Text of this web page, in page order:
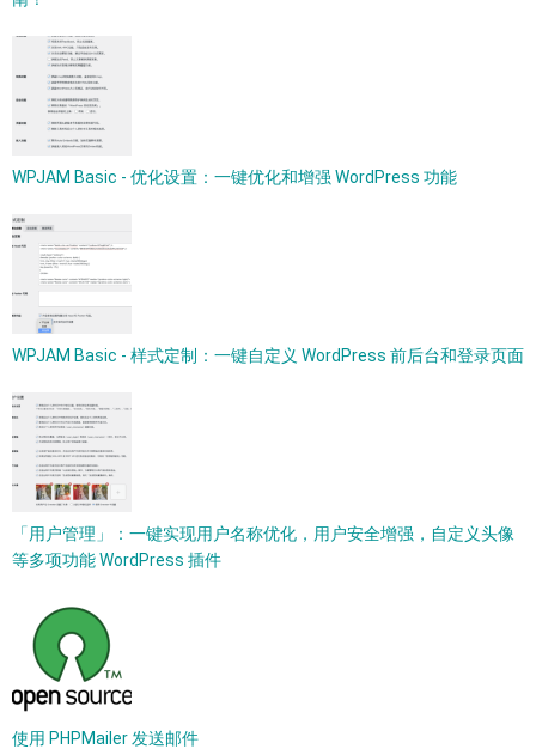
WPJAM Basic - 优化设置：一键优化和增强 WordPress 功能
WPJAM Basic - 样式定制：一键自定义 WordPress 前后台和登录页面
「用户管理」：一键实现用户名称优化，用户安全增强，自定义头像
等多项功能 WordPress 插件
使用 PHPMailer 发送邮件